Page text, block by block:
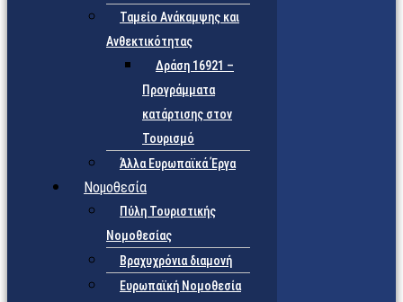
Ταμείο Ανάκαμψης και
Ανθεκτικότητας
Δράση 16921 –
Προγράμματα
κατάρτισης στον
Τουρισμό
Άλλα Ευρωπαϊκά Έργα
Νομοθεσία
Πύλη Τουριστικής
Νομοθεσίας
Βραχυχρόνια διαμονή
Ευρωπαϊκή Νομοθεσία